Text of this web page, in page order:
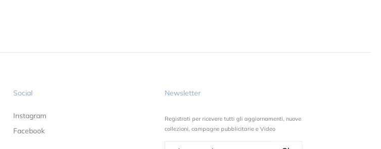
Social
Instagram
Facebook
Newsletter
Registrati per ricevere tutti gli aggiornamenti, nuove
collezioni, campagne pubblicitarie e Video